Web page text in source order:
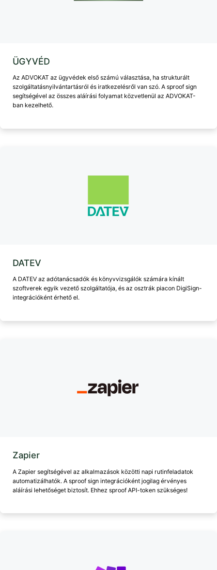
ÜGYVÉD
Az ADVOKAT az ügyvédek első számú választása, ha strukturált
szolgáltatásnyilvántartásról és iratkezelésről van szó. A sproof sign
segítségével az összes aláírási folyamat közvetlenül az ADVOKAT-
ban kezelhető.
DATEV
A DATEV az adótanácsadók és könyvvizsgálók számára kínált
szoftverek egyik vezető szolgáltatója, és az osztrák piacon DigiSign-
integrációként érhető el.
Zapier
A Zapier segítségével az alkalmazások közötti napi rutinfeladatok
automatizálhatók. A sproof sign integrációként jogilag érvényes
aláírási lehetőséget biztosít. Ehhez sproof API-token szükséges!